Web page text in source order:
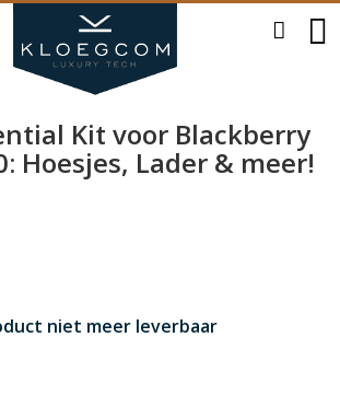
Kit voor Blackberry
Hoesjes, Lader & meer!
niet meer leverbaar